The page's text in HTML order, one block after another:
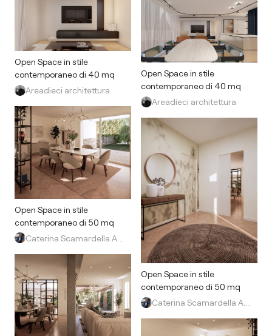
Open Space in stile
contemporaneo di 40 mq
Areadieci architettura
Open Space in stile
contemporaneo di 50 mq
Open Space in stile
contemporaneo di 40 mq
Areadieci architettura
Open Space in stile
contemporaneo di 50 mq